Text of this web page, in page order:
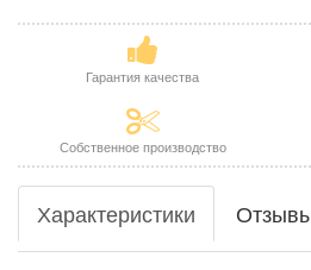
Гарантия качества
Собственное производство
Характеристики